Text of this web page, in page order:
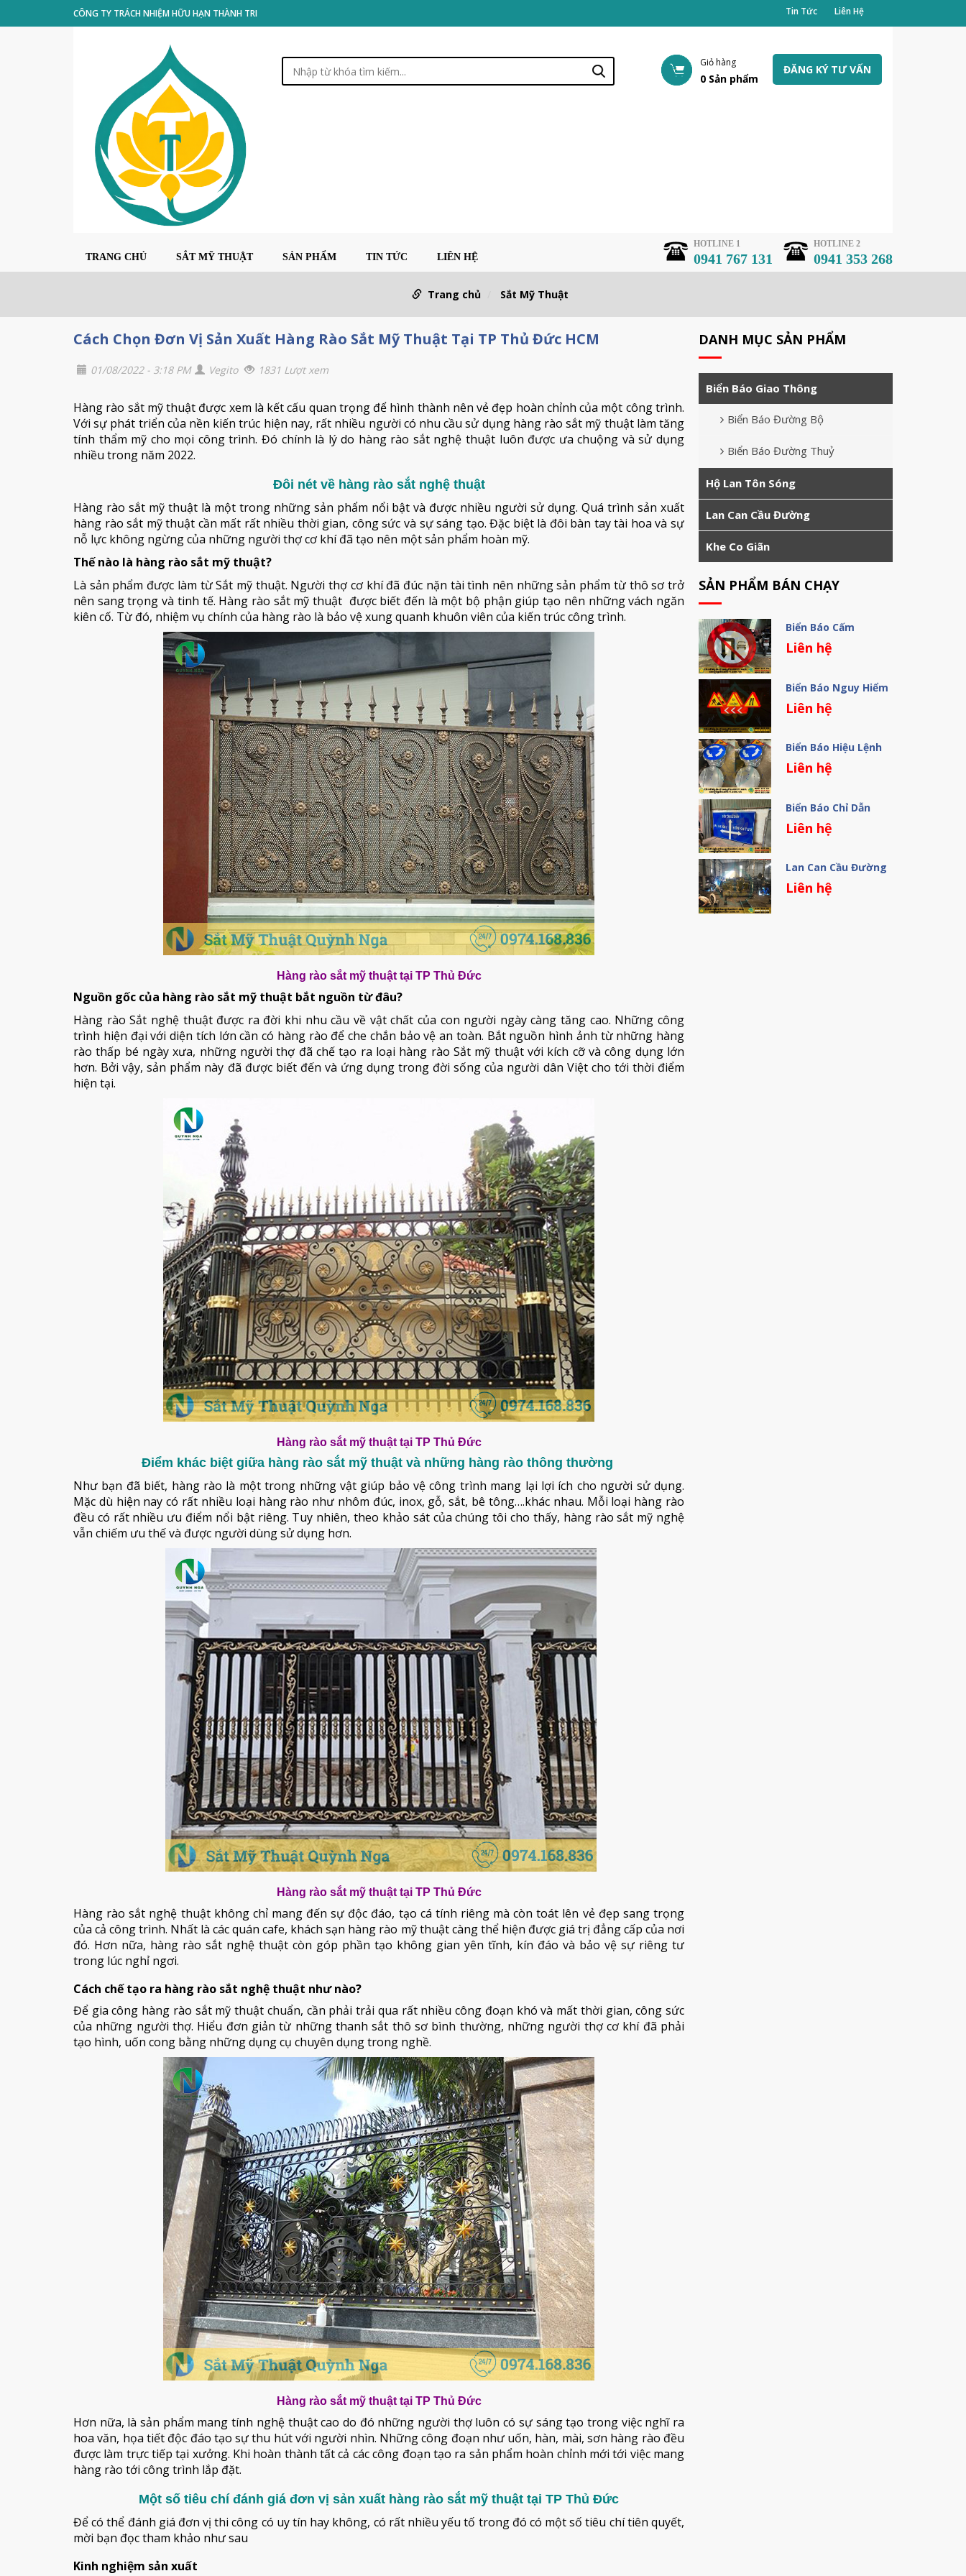
CÔNG TY TRÁCH NHIỆM HỮU HẠN THÀNH TRI Tin Tức Liên Hệ
Giỏ hàng
0 Sản phẩm
ĐĂNG KÝ TƯ VẤN
TRANG CHỦ SẮT MỸ THUẬT SẢN PHẨM TIN TỨC LIÊN HỆ
HOTLINE 2
0941 353 268
HOTLINE 1
0941 767 131
Trang chủ Sắt Mỹ Thuật
Cách Chọn Đơn Vị Sản Xuất Hàng Rào Sắt Mỹ Thuật Tại TP Thủ Đức HCM
01/08/2022 - 3:18 PM Vegito 1831 Lượt xem
Hàng rào sắt mỹ thuật được xem là kết cấu quan trọng để hình thành nên vẻ đẹp hoàn chỉnh của một công trình.
Với sự phát triển của nền kiến trúc hiện nay, rất nhiều người có nhu cầu sử dụng hàng rào sắt mỹ thuật làm tăng
tính thẩm mỹ cho mọi công trình. Đó chính là lý do hàng rào sắt nghệ thuật luôn được ưa chuộng và sử dụng
nhiều trong năm 2022.
Đôi nét về hàng rào sắt nghệ thuật
Hàng rào sắt mỹ thuật là một trong những sản phẩm nổi bật và được nhiều người sử dụng. Quá trình sản xuất
hàng rào sắt mỹ thuật cần mất rất nhiều thời gian, công sức và sự sáng tạo. Đặc biệt là đôi bàn tay tài hoa và sự
nỗ lực không ngừng của những người thợ cơ khí đã tạo nên một sản phẩm hoàn mỹ.
Thế nào là hàng rào sắt mỹ thuật?
Là sản phẩm được làm từ Sắt mỹ thuật. Người thợ cơ khí đã đúc nặn tài tình nên những sản phẩm từ thô sơ trở
nên sang trọng và tinh tế. Hàng rào sắt mỹ thuật được biết đến là một bộ phận giúp tạo nên những vách ngăn
kiên cố. Từ đó, nhiệm vụ chính của hàng rào là bảo vệ xung quanh khuôn viên của kiến trúc công trình.
Hàng rào sắt mỹ thuật tại TP Thủ Đức
Nguồn gốc của hàng rào sắt mỹ thuật bắt nguồn từ đâu?
Hàng rào Sắt nghệ thuật được ra đời khi nhu cầu về vật chất của con người ngày càng tăng cao. Những công
trình hiện đại với diện tích lớn cần có hàng rào để che chắn bảo vệ an toàn. Bắt nguồn hình ảnh từ những hàng
rào thấp bé ngày xưa, những người thợ đã chế tạo ra loại hàng rào Sắt mỹ thuật với kích cỡ và công dụng lớn
hơn. Bởi vậy, sản phẩm này đã được biết đến và ứng dụng trong đời sống của người dân Việt cho tới thời điểm
hiện tại.
Hàng rào sắt mỹ thuật tại TP Thủ Đức
Điểm khác biệt giữa hàng rào sắt mỹ thuật và những hàng rào thông thường
Như bạn đã biết, hàng rào là một trong những vật giúp bảo vệ công trình mang lại lợi ích cho người sử dụng.
Mặc dù hiện nay có rất nhiều loại hàng rào như nhôm đúc, inox, gỗ, sắt, bê tông….khác nhau. Mỗi loại hàng rào
đều có rất nhiều ưu điểm nổi bật riêng. Tuy nhiên, theo khảo sát của chúng tôi cho thấy, hàng rào sắt mỹ nghệ
vẫn chiếm ưu thế và được người dùng sử dụng hơn.
Hàng rào sắt mỹ thuật tại TP Thủ Đức
Hàng rào sắt nghệ thuật không chỉ mang đến sự độc đáo, tạo cá tính riêng mà còn toát lên vẻ đẹp sang trọng
của cả công trình. Nhất là các quán cafe, khách sạn hàng rào mỹ thuật càng thể hiện được giá trị đẳng cấp của nơi
đó. Hơn nữa, hàng rào sắt nghệ thuật còn góp phần tạo không gian yên tĩnh, kín đáo và bảo vệ sự riêng tư
trong lúc nghỉ ngơi.
Cách chế tạo ra hàng rào sắt nghệ thuật như nào?
Để gia công hàng rào sắt mỹ thuật chuẩn, cần phải trải qua rất nhiều công đoạn khó và mất thời gian, công sức
của những người thợ. Hiểu đơn giản từ những thanh sắt thô sơ bình thường, những người thợ cơ khí đã phải
tạo hình, uốn cong bằng những dụng cụ chuyên dụng trong nghề.
Hàng rào sắt mỹ thuật tại TP Thủ Đức
Hơn nữa, là sản phẩm mang tính nghệ thuật cao do đó những người thợ luôn có sự sáng tạo trong việc nghĩ ra
hoa văn, họa tiết độc đáo tạo sự thu hút với người nhìn. Những công đoạn như uốn, hàn, mài, sơn hàng rào đều
được làm trực tiếp tại xưởng. Khi hoàn thành tất cả các công đoạn tạo ra sản phẩm hoàn chỉnh mới tới việc mang
hàng rào tới công trình lắp đặt.
Một số tiêu chí đánh giá đơn vị sản xuất hàng rào sắt mỹ thuật tại TP Thủ Đức
Để có thể đánh giá đơn vị thi công có uy tín hay không, có rất nhiều yếu tố trong đó có một số tiêu chí tiên quyết,
mời bạn đọc tham khảo như sau
Kinh nghiệm sản xuất
DANH MỤC SẢN PHẨM
Biển Báo Giao Thông
Biển Báo Đường Bộ
Biển Báo Đường Thuỷ
Hộ Lan Tôn Sóng
Lan Can Cầu Đường
Khe Co Giãn
SẢN PHẨM BÁN CHẠY
Biển Báo Cấm
Liên hệ
Biển Báo Nguy Hiểm
Liên hệ
Biển Báo Hiệu Lệnh
Liên hệ
Biển Báo Chỉ Dẫn
Liên hệ
Lan Can Cầu Đường
Liên hệ